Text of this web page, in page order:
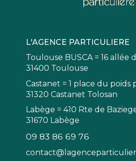
L'AGENCE PARTICULIERE
Toulouse BUSCA = 16 allée
31400 Toulouse
Castanet = 1 place du poids
31320 Castanet Tolosan
Labège = 410 Rte de
31670 Labège
09 83 86 69 76